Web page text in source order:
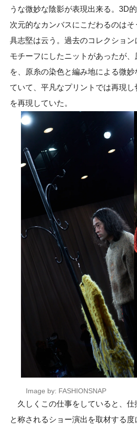
うな微妙な陰影が表現出来る。3D
次元的なカンバスにこだわるのはそ
具志堅は云う。過去のコレクショ
モチーフにしたニットがあったが
を、原糸の染色と編み地による微
ていて、平凡なプリントでは再現
を再現していた。
Image by: FASHIONSNAP
久しくこの仕事をしていると、仕
と称されるショー演出を取材する